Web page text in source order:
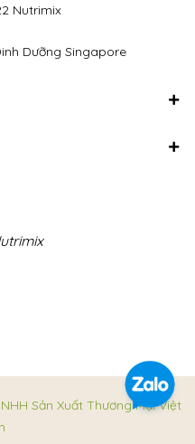
Nutrimix
Dưỡng Singapore
Sản Xuất Thương Mại Việt